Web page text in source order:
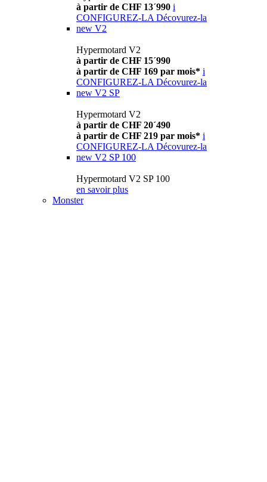
à partir de CHF 13´990 i
CONFIGUREZ-LA Décovurez-la
new V2
Hypermotard V2
à partir de CHF 15´990
à partir de CHF 169 par mois* i
CONFIGUREZ-LA Décovurez-la
new V2 SP
Hypermotard V2
à partir de CHF 20´490
à partir de CHF 219 par mois* i
CONFIGUREZ-LA Décovurez-la
new V2 SP 100
Hypermotard V2 SP 100
en savoir plus
Monster